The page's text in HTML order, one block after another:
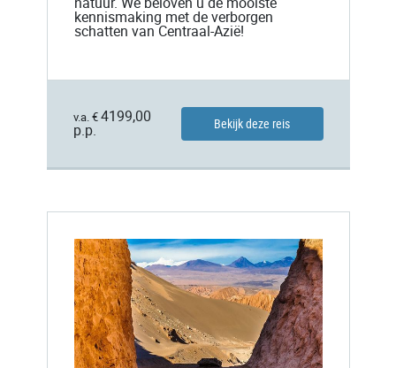
kennismaking met de verborgen
schatten van Centraal-Azië!
v.a. € 4199,00
p.p.
Bekijk deze reis